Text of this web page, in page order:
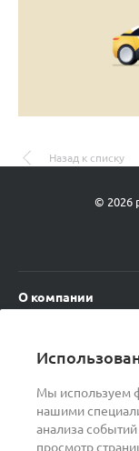
Мы используем
нашими
анализа
просмотр
Назад к списку
© 2026
О компании
Политика
Договор оферты
Сертификаты